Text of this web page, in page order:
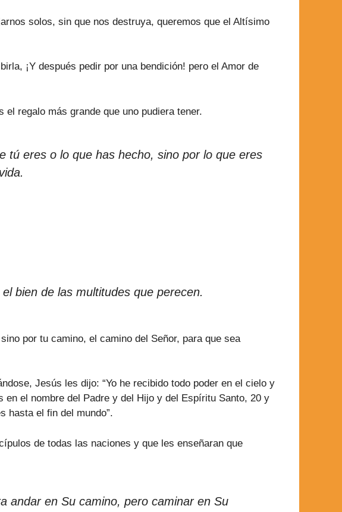
solos, sin que nos destruya, queremos que el Altísimo
¡Y después pedir por una bendición! pero el Amor de
regalo más grande que uno pudiera tener.
tú eres o lo que has hecho, sino por lo que eres
bien de las multitudes que perecen.
por tu camino, el camino del Señor, para que sea
Jesús les dijo: “Yo he recibido todo poder en el cielo y
el nombre del Padre y del Hijo y del Espíritu Santo, 20 y
hasta el fin del mundo”.
de todas las naciones y que les enseñaran que
andar en Su camino, pero caminar en Su